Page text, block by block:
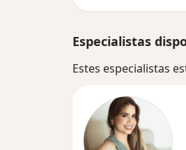
Especialistas
Estes especialistas